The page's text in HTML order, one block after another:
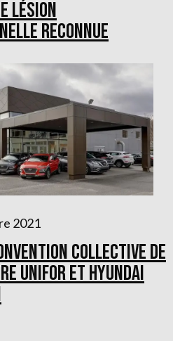
lésion
reconnue
2021
collective de
Unifor et Hyundai